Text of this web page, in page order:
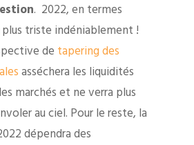
. 2022, en termes
plus triste indéniablement !
de tapering des
asséchera les liquidités
marchés et ne verra plus
au ciel. Pour le reste, la
dépendra des